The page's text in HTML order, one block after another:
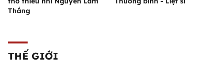
Thắng
THẾ GIỚI